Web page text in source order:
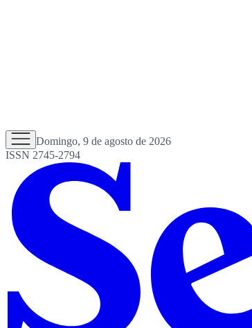
Domingo, 9 de agosto de 2026
ISSN 2745-2794